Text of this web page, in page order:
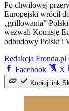
Po chwilowej
Europejski wrócił
„grillowania”
wezwali Komisję
odbudowy Polski i
Redakcja Fronda.pl
Facebook
X
Kopiuj link